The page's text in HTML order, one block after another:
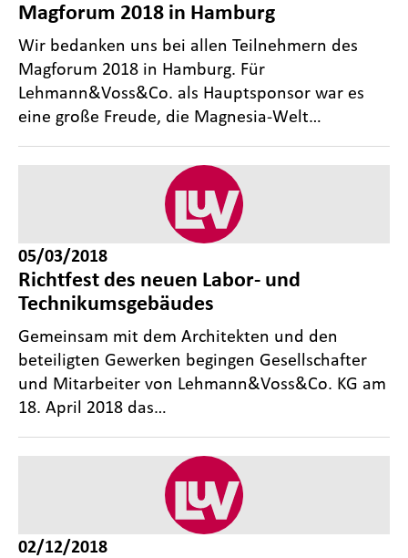
Magforum 2018 in Hamburg
Wir bedanken uns bei allen Teilnehmern des
Magforum 2018 in Hamburg. Für
Lehmann&Voss&Co. als Hauptsponsor war es
eine große Freude, die Magnesia-Welt…
05/03/2018
Richtfest des neuen Labor- und
Technikumsgebäudes
Gemeinsam mit dem Architekten und den
beteiligten Gewerken begingen Gesellschafter
und Mitarbeiter von Lehmann&Voss&Co. KG am
18. April 2018 das…
02/12/2018